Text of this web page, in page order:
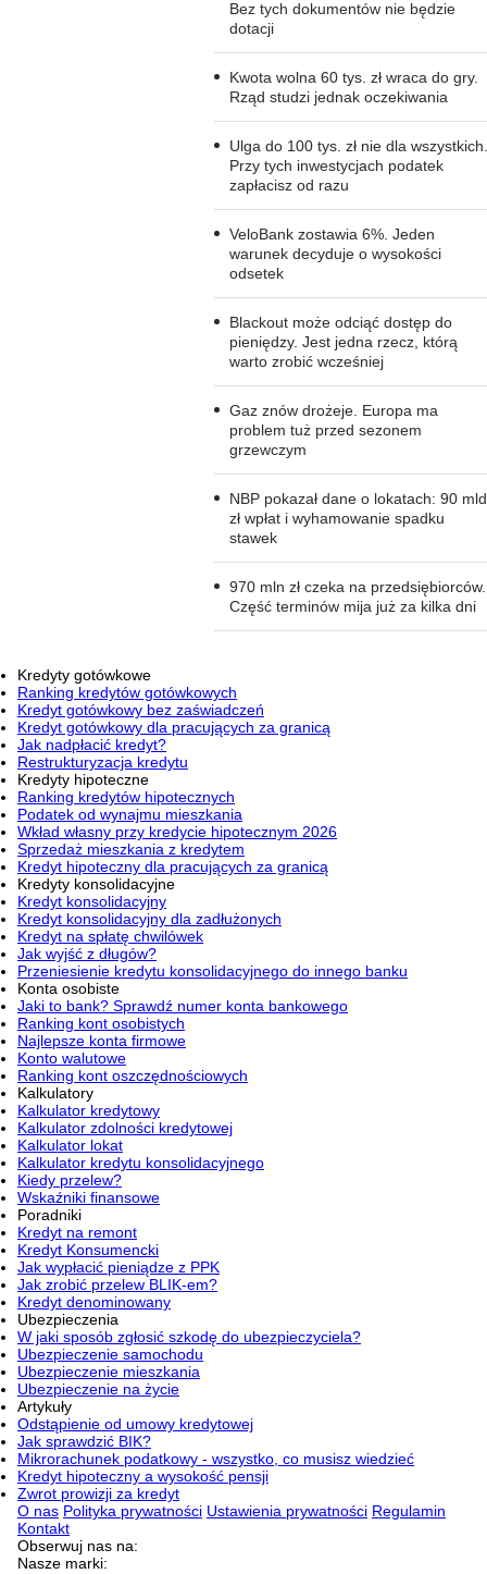
Bez tych dokumentów nie będzie
dotacji
Kwota wolna 60 tys. zł wraca do gry.
Rząd studzi jednak oczekiwania
Ulga do 100 tys. zł nie dla wszystkich.
Przy tych inwestycjach podatek
zapłacisz od razu
VeloBank zostawia 6%. Jeden
warunek decyduje o wysokości
odsetek
Blackout może odciąć dostęp do
pieniędzy. Jest jedna rzecz, którą
warto zrobić wcześniej
Gaz znów drożeje. Europa ma
problem tuż przed sezonem
grzewczym
NBP pokazał dane o lokatach: 90 mld
zł wpłat i wyhamowanie spadku
stawek
970 mln zł czeka na przedsiębiorców.
Część terminów mija już za kilka dni
Kredyty gotówkowe
Ranking kredytów gotówkowych
Kredyt gotówkowy bez zaświadczeń
Kredyt gotówkowy dla pracujących za granicą
Jak nadpłacić kredyt?
Restrukturyzacja kredytu
Kredyty hipoteczne
Ranking kredytów hipotecznych
Podatek od wynajmu mieszkania
Wkład własny przy kredycie hipotecznym 2026
Sprzedaż mieszkania z kredytem
Kredyt hipoteczny dla pracujących za granicą
Kredyty konsolidacyjne
Kredyt konsolidacyjny
Kredyt konsolidacyjny dla zadłużonych
Kredyt na spłatę chwilówek
Jak wyjść z długów?
Przeniesienie kredytu konsolidacyjnego do innego banku
Konta osobiste
Jaki to bank? Sprawdź numer konta bankowego
Ranking kont osobistych
Najlepsze konta firmowe
Konto walutowe
Ranking kont oszczędnościowych
Kalkulatory
Kalkulator kredytowy
Kalkulator zdolności kredytowej
Kalkulator lokat
Kalkulator kredytu konsolidacyjnego
Kiedy przelew?
Wskaźniki finansowe
Poradniki
Kredyt na remont
Kredyt Konsumencki
Jak wypłacić pieniądze z PPK
Jak zrobić przelew BLIK-em?
Kredyt denominowany
Ubezpieczenia
W jaki sposób zgłosić szkodę do ubezpieczyciela?
Ubezpieczenie samochodu
Ubezpieczenie mieszkania
Ubezpieczenie na życie
Artykuły
Odstąpienie od umowy kredytowej
Jak sprawdzić BIK?
Mikrorachunek podatkowy - wszystko, co musisz wiedzieć
Kredyt hipoteczny a wysokość pensji
Zwrot prowizji za kredyt
O nas Polityka prywatności Ustawienia prywatności Regulamin
Kontakt
Obserwuj nas na:
Nasze marki: